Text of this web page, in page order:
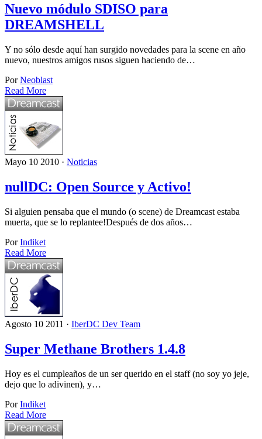
Nuevo módulo SDISO para
DREAMSHELL
Y no sólo desde aquí han surgido novedades para la scene en año
nuevo, nuestros amigos rusos siguen haciendo de…
PorNeoblast
Read More
Mayo 10 2010 · Noticias
nullDC: Open Source y Activo!
Si alguien pensaba que el mundo (o scene) de Dreamcast estaba
muerta, que se lo replantee!Después de dos años…
PorIndiket
Read More
Agosto 10 2011 · IberDC Dev Team
Super Methane Brothers 1.4.8
Hoy es el cumpleaños de un ser querido en el staff (no soy yo jeje,
dejo que lo adivinen), y…
PorIndiket
Read More